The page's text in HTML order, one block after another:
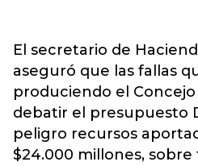
El secretario de
aseguró que las fallas
produciendo el
debatir el presupuesto
peligro recursos
$24.000 millones, sobre